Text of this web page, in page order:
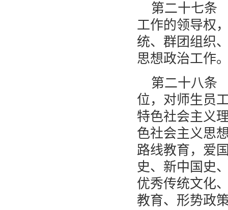
第二十七条
工作的领导权
统、群团组织
思想政治工作
第二十八条
位，对师生员
特色社会主义
色社会主义思
路线教育，爱
史、新中国史
优秀传统文化
教育、形势政